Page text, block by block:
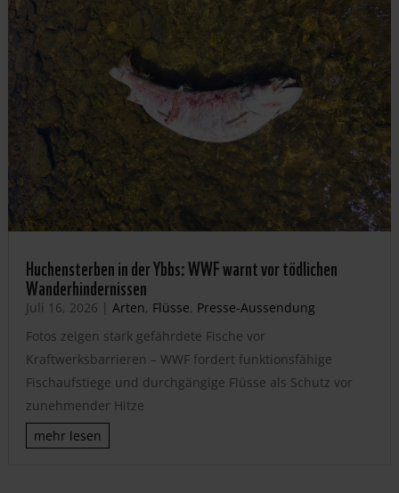
Huchensterben in der Ybbs: WWF warnt vor tödlichen
Wanderhindernissen
Juli 16, 2026 | Arten, Flüsse, Presse-Aussendung
Fotos zeigen stark gefährdete Fische vor
Kraftwerksbarrieren – WWF fordert funktionsfähige
Fischaufstiege und durchgängige Flüsse als Schutz vor
zunehmender Hitze
mehr lesen